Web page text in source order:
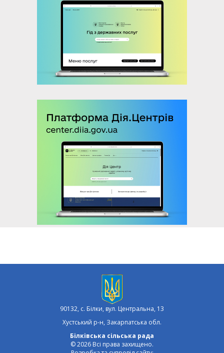
90132, с. Білки, вул. Центральна, 13
Хустський р-н, Закарпатська обл.
Білківська сільська рада
© 2026 Всі права захищено.